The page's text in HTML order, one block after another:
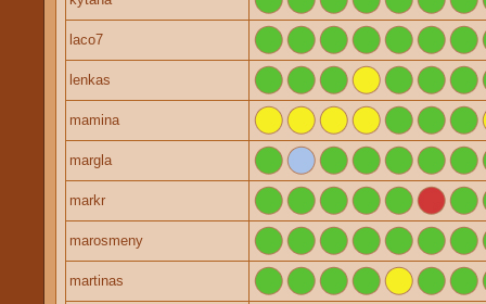
laco7
lenkas
mamina
margla
markr
marosmeny
martinas